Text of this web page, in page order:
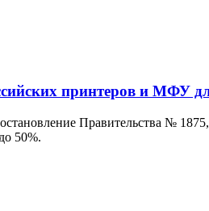
принтеров и МФУ
Правительства №
50%.